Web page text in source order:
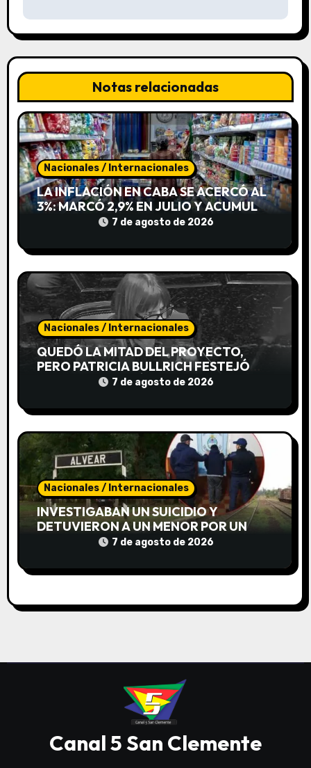
a
c
i
ó
n
d
e
e
n
t
r
a
d
s
Notas relacionadas
Nacionales / Internacionales
LA INFLACIÓN EN CABA SE ACERCÓ AL
3%: MARCÓ 2,9% EN JULIO Y ACUMULA
19,4% EN LO QUE VA DEL AÑO
7 de agosto de 2026
Nacionales / Internacionales
QUEDÓ LA MITAD DEL PROYECTO,
PERO PATRICIA BULLRICH FESTEJÓ
IGUAL Y CELEBRÓ LA «ROSCA»
7 de agosto de 2026
Nacionales / Internacionales
INVESTIGABAN UN SUICIDIO Y
DETUVIERON A UN MENOR POR UN
«ATROZ» HOMICIDIO DE UNA JOVEN
7 de agosto de 2026
Canal 5 San Clemente